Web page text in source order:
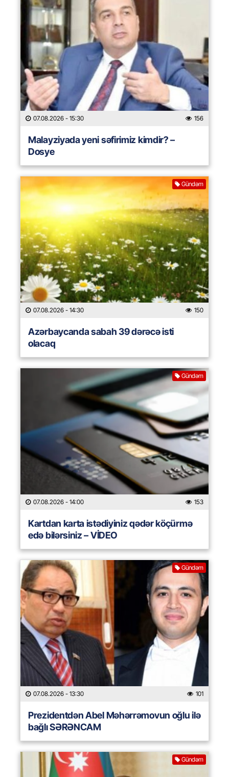
07.08.2026 - 15:30 156
Malayziyada yeni səfirimiz kimdir? –
Dosye
Gündəm
07.08.2026 - 14:30 150
Azərbaycanda sabah 39 dərəcə isti
olacaq
Gündəm
07.08.2026 - 14:00 153
Kartdan karta istədiyiniz qədər köçürmə
edə bilərsiniz – VİDEO
Gündəm
07.08.2026 - 13:30 101
Prezidentdən Abel Məhərrəmovun oğlu ilə
bağlı SƏRƏNCAM
Gündəm